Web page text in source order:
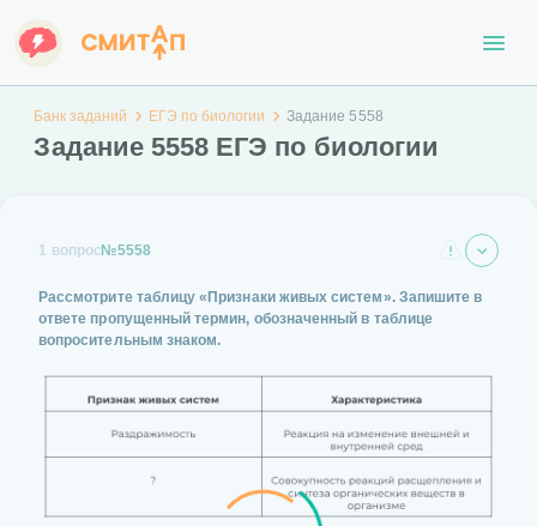
Банк заданий ЕГЭ по биологии Задание 5558
Задание 5558 ЕГЭ по биологии
1 вопрос№5558
Рассмотрите таблицу «Признаки живых систем». Запишите в
ответе пропущенный термин, обозначенный в таблице
вопросительным знаком.